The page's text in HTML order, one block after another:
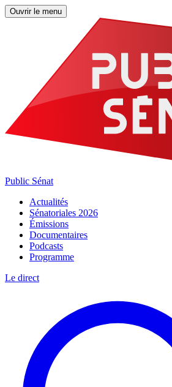
Ouvrir le menu
Public Sénat
Actualités
Sénatoriales 2026
Émissions
Documentaires
Podcasts
Programme
Le direct